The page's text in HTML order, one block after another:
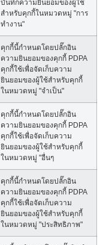
บันทึกความยินยอมของผู้ใช้
สำหรับคุกกี้ในหมวดหมู่ "การ
ทำงาน"
คุกกี้นี้กำหนดโดยปลั๊กอิน
ความยินยอมของคุกกี้ PDPA
คุกกี้ใช้เพื่อจัดเก็บความ
ยินยอมของผู้ใช้สำหรับคุกกี้
ในหมวดหมู่ "จำเป็น"
คุกกี้นี้กำหนดโดยปลั๊กอิน
ความยินยอมของคุกกี้ PDPA
คุกกี้ใช้เพื่อจัดเก็บความ
ยินยอมของผู้ใช้สำหรับคุกกี้
ในหมวดหมู่ "อื่นๆ
คุกกี้นี้กำหนดโดยปลั๊กอิน
ความยินยอมของคุกกี้ PDPA
คุกกี้ใช้เพื่อจัดเก็บความ
ยินยอมของผู้ใช้สำหรับคุกกี้
ในหมวดหมู่ "ประสิทธิภาพ"